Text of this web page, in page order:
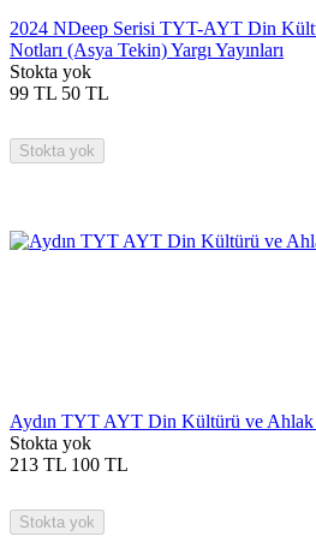
2024 NDeep Serisi TYT-AYT Din
Notları (Asya Tekin) Yargı Yayınları
Stokta yok
99 TL 50 TL
Stokta yok
Aydın TYT AYT Din Kültürü ve Ahlak
Stokta yok
213 TL 100 TL
Stokta yok